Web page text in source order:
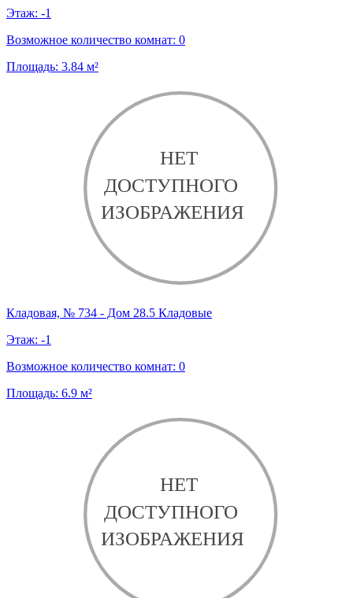
Этаж: -1
Возможное количество комнат: 0
Площадь: 3.84 м²
Кладовая, № 734 - Дом 28.5 Кладовые
Этаж: -1
Возможное количество комнат: 0
Площадь: 6.9 м²